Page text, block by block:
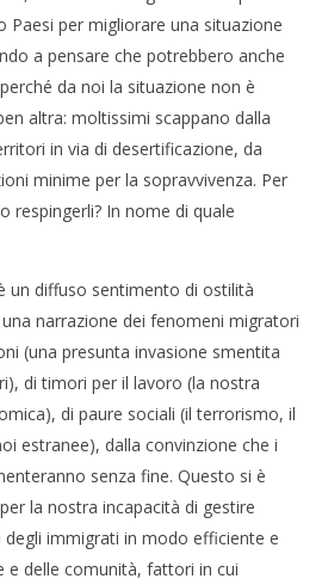
Paesi per migliorare una situazione
a pensare che potrebbero anche
da noi la situazione non è
altra: moltissimi scappano dalla
in via di desertificazione, da
minime per la sopravvivenza. Per
respingerli? In nome di quale
un diffuso sentimento di ostilità
narrazione dei fenomeni migratori
(una presunta invasione smentita
di timori per il lavoro (la nostra
di paure sociali (il terrorismo, il
estranee), dalla convinzione che i
senza fine. Questo si è
la nostra incapacità di gestire
degli immigrati in modo efficiente e
e delle comunità, fattori in cui